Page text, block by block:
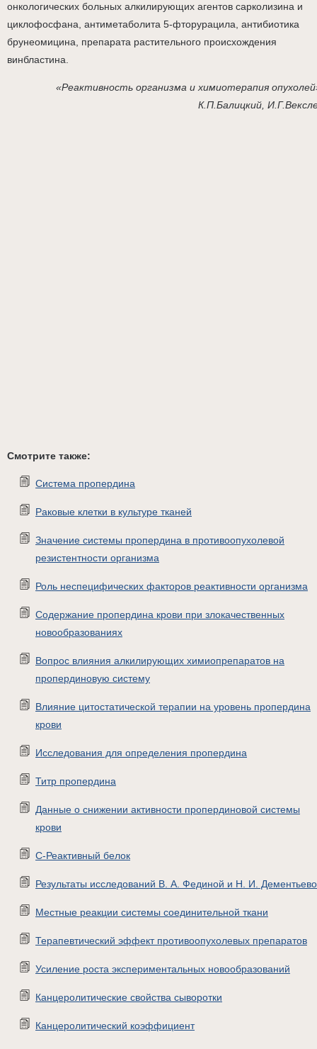
онкологических больных алкилирующих агентов сарколизина и
циклофосфана, антиметаболита 5-фторурацила, антибиотика
брунеомицина, препарата растительного происхождения
винбластина.
«Реактивность организма и химиотерапия
К.П.Балицкий,
Смотрите также:
Система пропердина
Раковые клетки в культуре тканей
Значение системы пропердина в противоопухолевой
резистентности организма
Роль неспецифических факторов реактивности организма
Содержание пропердина крови при злокачественных
новообразованиях
Вопрос влияния алкилирующих химиопрепаратов на
пропердиновую систему
Влияние цитостатической терапии на уровень пропердина
крови
Исследования для определения пропердина
Титр пропердина
Данные о снижении активности пропердиновой системы
крови
С-Реактивный белок
Результаты исследований В. А. Фединой и Н. И.
Местные реакции системы соединительной ткани
Терапевтический эффект противоопухолевых препаратов
Усиление роста экспериментальных новообразований
Канцеролитические свойства сыворотки
Канцеролитический коэффициент